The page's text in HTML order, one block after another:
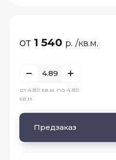
от 1 540 р. /кв.м.
от 4.89 кв.м. по 4.89
кв.м.
Предзаказ